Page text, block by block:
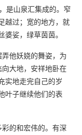
是山泉汇集成的。窄
越过；宽的地方，就
娑，绿草茵茵。
他妖娆的舞姿，为
大地，安祥地卧在
实地走完自己的岁
叶子继续他们的表
的和宏伟的。有深